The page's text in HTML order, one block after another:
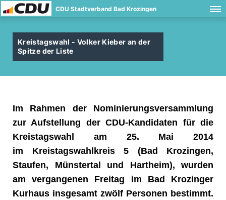
CDU Stadtverband Bad Krozingen
Kreistagswahl - Volker Kieber an der
Spitze der Liste
Im Rahmen der Nominierungsversammlung
zur Aufstellung der CDU-Kandidaten für die
Kreistagswahl am 25. Mai 2014
im Kreistagswahlkreis 5 (Bad Krozingen,
Staufen, Münstertal und Hartheim), wurden
am vergangenen Freitag im Bad Krozinger
Kurhaus insgesamt zwölf Personen bestimmt.